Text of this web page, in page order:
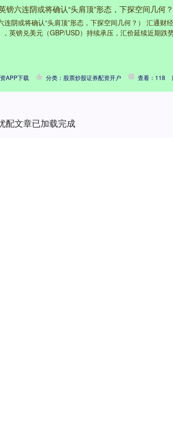
镑六连阴或将确认“头肩顶”形态，下探空间几何？
连阴或将确认“头肩顶”形态，下探空间几何？） 汇通
英镑兑美元（GBP/USD）持续承压，汇价延续近期跌
APP下载 分类：股票炒股证券配资开户 查看：118
配文章已加载完成